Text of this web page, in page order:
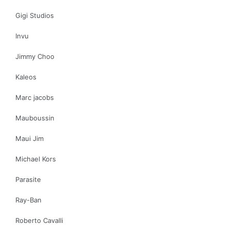
Gigi Studios
Invu
Jimmy Choo
Kaleos
Marc jacobs
Mauboussin
Maui Jim
Michael Kors
Parasite
Ray-Ban
Roberto Cavalli